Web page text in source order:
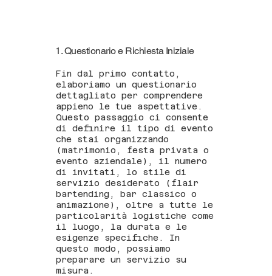
1. Questionario e Richiesta Iniziale
Fin dal primo contatto,
elaboriamo un questionario
dettagliato per comprendere
appieno le tue aspettative.
Questo passaggio ci consente
di definire il tipo di evento
che stai organizzando
(matrimonio, festa privata o
evento aziendale), il numero
di invitati, lo stile di
servizio desiderato (flair
bartending, bar classico o
animazione), oltre a tutte le
particolarità logistiche come
il luogo, la durata e le
esigenze specifiche. In
questo modo, possiamo
preparare un servizio su
misura.